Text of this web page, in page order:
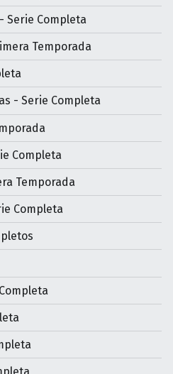
Serie Completa
Temporada
- Serie Completa
Completa
Temporada
Completa